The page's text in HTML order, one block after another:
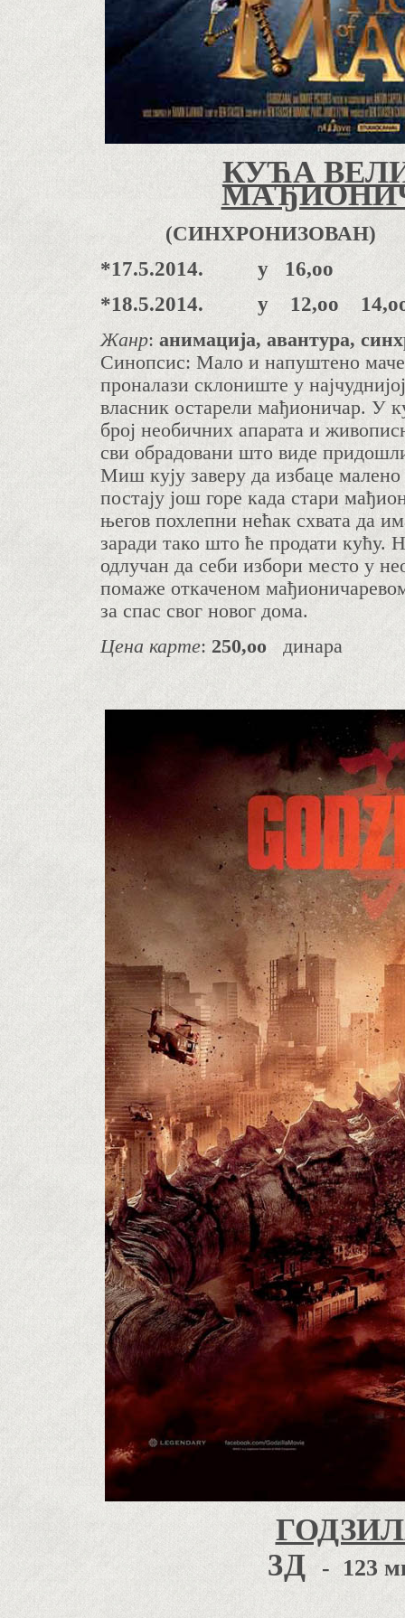
КУЋА
*17.5.2014. у 16,оо
*18.5.2014. у 12,оо
Жанр: анимација, авантура,
Синопсис: Мало и напуштено маче
проналази склониште у
власник остарели мађионичар. У
број необичних апарата и
сви обрадовани што виде
Миш кују заверу да избаце
постају још горе када стари
његов похлепни нећак схвата да
заради тако што ће продати кућу.
одлучан да себи избори место у
помаже откаченом
за спас свог новог дома.
Цена карте: 250,оо динара
3Д
- 123